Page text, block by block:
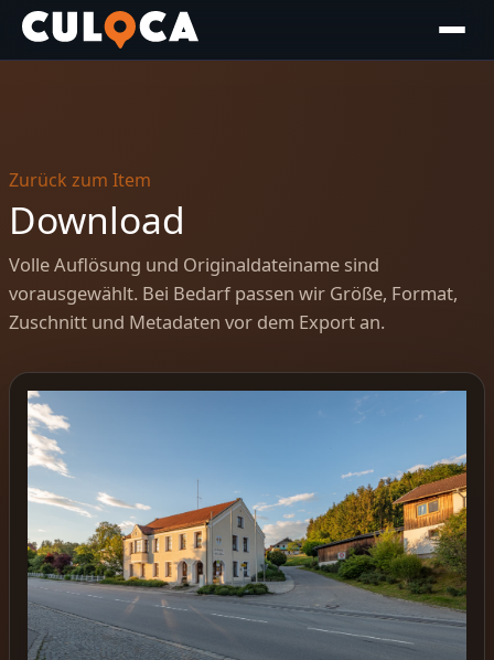
Zurück zum Item
Download
Volle Auflösung und Originaldateiname sind
vorausgewählt. Bei Bedarf passen wir Größe, Format,
Zuschnitt und Metadaten vor dem Export an.